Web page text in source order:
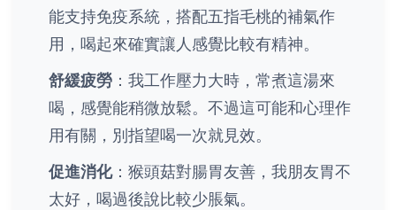
能支持免疫系統，搭配五指毛桃的補氣作
用，喝起來確實讓人感覺比較有精神。
舒緩疲勞 ：我工作壓力大時，常煮這湯來
喝，感覺能稍微放鬆。不過這可能和心理作
用有關，別指望喝一次就見效。
促進消化：猴頭菇對腸胃友善，我朋友胃不
太好，喝過後說比較少脹氣。